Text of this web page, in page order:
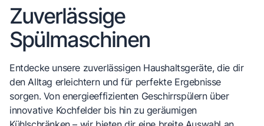
Zuverlässige
Spülmaschinen
Entdecke unsere zuverlässigen Haushaltsgeräte, die dir
den Alltag erleichtern und für perfekte Ergebnisse
sorgen. Von energieeffizienten Geschirrspülern über
innovative Kochfelder bis hin zu geräumigen